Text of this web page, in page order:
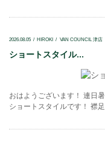
2026.08.05 HIROKI VAN COUNCIL 津店
ショートスタイル...
おはようございます！ 連日
ショートスタイルです！ 襟